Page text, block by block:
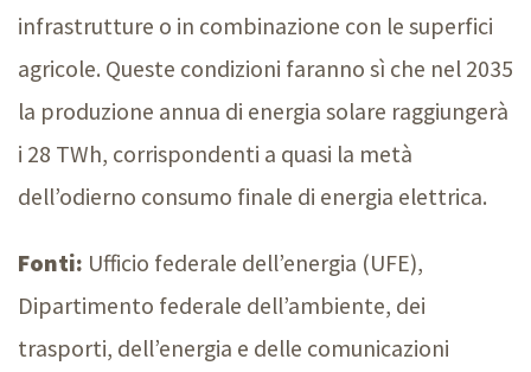
infrastrutture o in combinazione con le superfici
agricole. Queste condizioni faranno sì che nel 2035
la produzione annua di energia solare raggiungerà
i 28 TWh, corrispondenti a quasi la metà
dell’odierno consumo finale di energia elettrica.
Fonti: Ufficio federale dell’energia (UFE),
Dipartimento federale dell’ambiente, dei
trasporti, dell’energia e delle comunicazioni